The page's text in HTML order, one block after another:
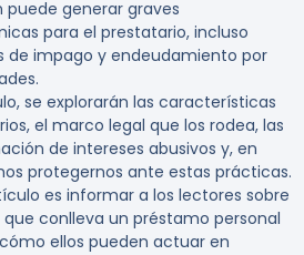
puede generar graves
para el prestatario, incluso
de impago y endeudamiento por
se explorarán las características
el marco legal que los rodea, las
de intereses abusivos y, en
protegernos ante estas prácticas.
es informar a los lectores sobre
conlleva un préstamo personal
ellos pueden actuar en